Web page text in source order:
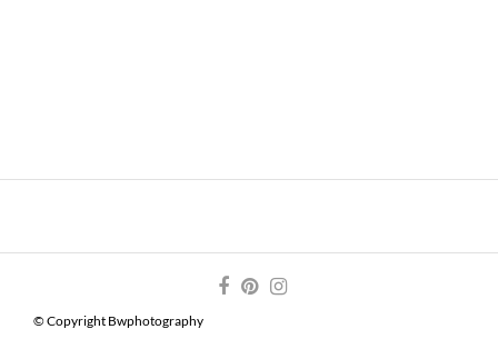
© Copyright Bwphotography